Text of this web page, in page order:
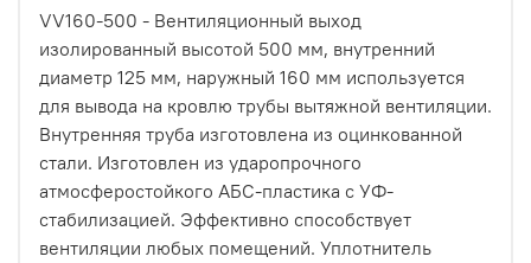
VV160-500 - Вентиляционный выход
изолированный высотой 500 мм, внутренний
диаметр 125 мм, наружный 160 мм используется
для вывода на кровлю трубы вытяжной вентиляции.
Внутренняя труба изготовлена из оцинкованной
стали. Изготовлен из ударопрочного
атмосферостойкого АБС-пластика с УФ-
стабилизацией. Эффективно способствует
вентиляции любых помещений. Уплотнитель